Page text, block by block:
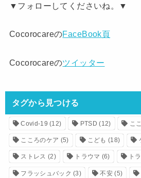
▼フォローしてくださいね。▼
CocorocareのFaceBook頁
Cocorocareのツイッター
タグから見つける
Covid-19 (12) PTSD (12) こ
こころのケア (5) こども (18)
ストレス (2) トラウマ (6) ト
フラッシュバック (3) 不安 (5)